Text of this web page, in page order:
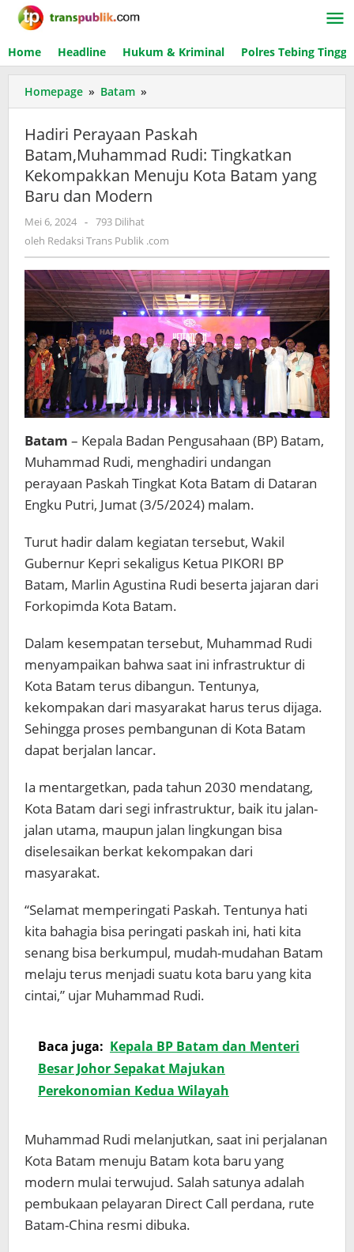
Lewati
Home Headline Hukum & Kriminal Polres Tebing Tinggi
Homepage » Batam »
Perayaan
Paskah
Batam,Muhammad
Rudi:
Tingkatkan
Kekompakkan
Batam
yang
Baru
dan
Modern
Hadiri Perayaan Paskah
Batam,Muhammad Rudi: Tingkatkan
Kekompakkan Menuju Kota Batam yang
Baru dan Modern
Mei 6, 2024 oleh
Redaksi
Publik
.com
- 793 Dilihat
oleh Redaksi Trans Publik .com
Batam – Kepala Badan Pengusahaan (BP) Batam,
Muhammad Rudi, menghadiri undangan
perayaan Paskah Tingkat Kota Batam di Dataran
Engku Putri, Jumat (3/5/2024) malam.
Turut hadir dalam kegiatan tersebut, Wakil
Gubernur Kepri sekaligus Ketua PIKORI BP
Batam, Marlin Agustina Rudi beserta jajaran dari
Forkopimda Kota Batam.
Dalam kesempatan tersebut, Muhammad Rudi
menyampaikan bahwa saat ini infrastruktur di
Kota Batam terus dibangun. Tentunya,
kekompakan dari masyarakat harus terus dijaga.
Sehingga proses pembangunan di Kota Batam
dapat berjalan lancar.
Ia mentargetkan, pada tahun 2030 mendatang,
Kota Batam dari segi infrastruktur, baik itu jalan-
jalan utama, maupun jalan lingkungan bisa
diselesaikan berkat kekompakan dari
masyarakat.
“Selamat memperingati Paskah. Tentunya hati
kita bahagia bisa peringati paskah ini, hati kita
senang bisa berkumpul, mudah-mudahan Batam
melaju terus menjadi suatu kota baru yang kita
cintai,” ujar Muhammad Rudi.
Baca juga: Kepala BP Batam dan Menteri
Besar Johor Sepakat Majukan
Perekonomian Kedua Wilayah
Muhammad Rudi melanjutkan, saat ini perjalanan
Kota Batam menuju Batam kota baru yang
modern mulai terwujud. Salah satunya adalah
pembukaan pelayaran Direct Call perdana, rute
Batam-China resmi dibuka.